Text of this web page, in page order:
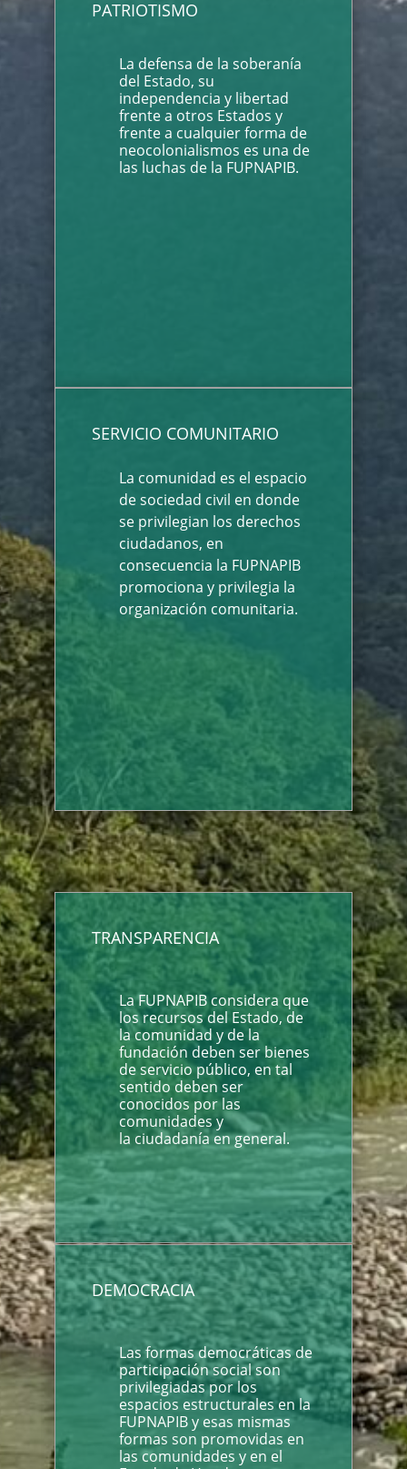
PATRIOTISMO
La defensa de la soberanía
del Estado, su
independencia y libertad
frente a otros Estados y
frente a cualquier forma de
neocolonialismos es una de
las luchas de la FUPNAPIB.
SERVICIO COMUNITARIO
La comunidad es el espacio
de sociedad civil en donde
se privilegian los derechos
ciudadanos, en
consecuencia la FUPNAPIB
promociona y privilegia la
organización comunitaria.
TRANSPARENCIA
La FUPNAPIB considera que
los recursos del Estado, de
la comunidad y de la
fundación deben ser bienes
de servicio público, en tal
sentido deben ser
conocidos por las
comunidades y
la ciudadanía en general.
DEMOCRACIA
Las formas democráticas de
participación social son
privilegiadas por los
espacios estructurales en la
FUPNAPIB y esas mismas
formas son promovidas en
las comunidades y en el